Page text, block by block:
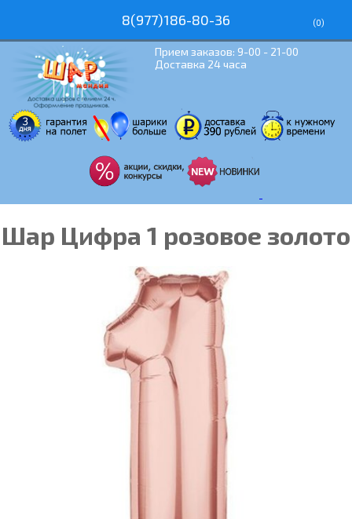
8(977)186-80-36 (0)
Прием заказов: 9-00 - 21-00
Доставка 24 часа
Шар Цифра 1 розовое золото